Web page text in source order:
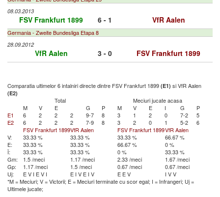
08.03.2013
FSV Frankfurt 1899 6 - 1 VfR Aalen
Germania - Zweite Bundesliga Etapa 8
28.09.2012
VfR Aalen 3 - 0 FSV Frankfurt 1899
Comparatia ultimelor 6 intalniri directe dintre FSV Frankfurt 1899 (E1) si VfR Aalen
(E2)
Total
Meciuri jucate acasa
M
V E G P M V E I G
P
E1
6 2 2 2 9-7 8 3 1 2 0 7-2
5
E2
6 2 2 2 7-9 8 3 2 0 1 5-2
6
FSV Frankfurt 1899VfR Aalen FSV Frankfurt 1899VfR Aalen
V:
33.33 % 33.33 % 33.33 %
66.67 %
E:
33.33 % 33.33 % 66.67 %
0 %
Î:
33.33 % 33.33 % 0 %
33.33 %
Gm:
1.5 /meci 1.17 /meci 2.33 /meci
1.67 /meci
Gp:
1.17 /meci 1.5 /meci 0.67 /meci
0.67 /meci
Uj:
EV I EV I E I V E I V E EV I VV
*M = Meciuri; V = Victorii; E = Meciuri terminate cu scor egal; I = Infrangeri; Uj =
Ultimele jucate;